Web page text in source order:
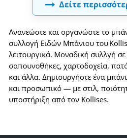
Ανανεώστε και οργανώστε το
συλλογή Ειδών Μπάνιου του
λειτουργικά. Μοναδική συλλγή
σαπουνοθήκες, χαρτοδοχεία,
και άλλα. Δημιουργήστε ένα
και προσωπικό — με στιλ,
υποστήριξη από τον Kollises.
Δείτε